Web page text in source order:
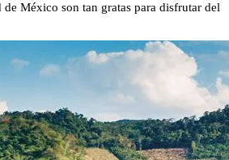
de México son tan gratas para disfrutar del